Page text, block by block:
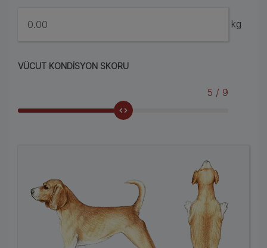
kg
VÜCUT KONDISYON SKORU
5 / 9